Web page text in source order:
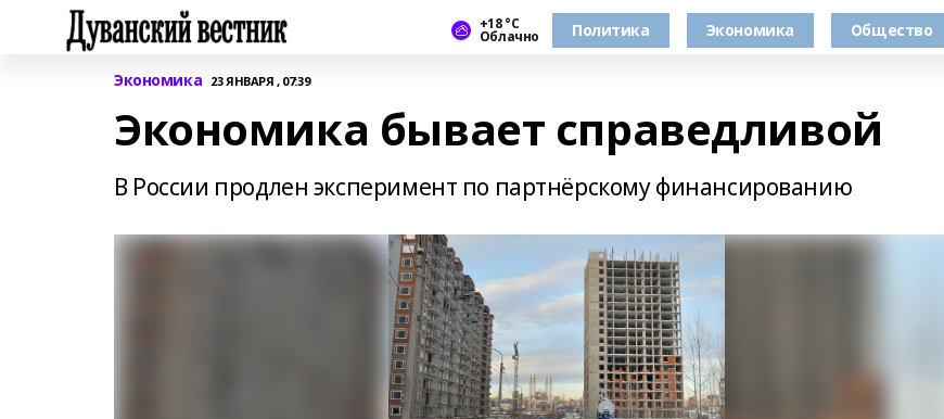
+18 °С
Облачно Политика Экономика Общество
Экономика 23 ЯНВАРЯ , 07:39
Экономика бывает справедливой
В России продлен эксперимент по партнёрскому финансированию